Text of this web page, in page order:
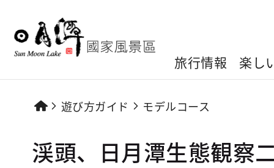
旅行情報 楽し
遊び方ガイド モデルコース
渓頭、日月潭生態観察